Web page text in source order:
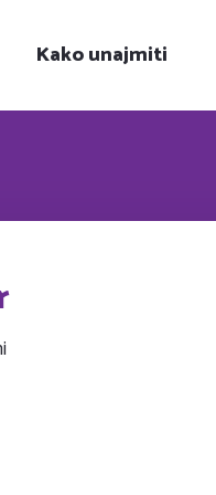
Kako unajmiti